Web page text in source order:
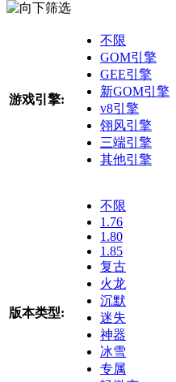
筛选
游戏引擎:
不限
GOM引擎
GEE引擎
新GOM引擎
v8引擎
翎风引擎
三端引擎
其他引擎
版本类型:
不限
1.76
1.80
1.85
复古
火龙
沉默
迷失
神器
冰雪
专属